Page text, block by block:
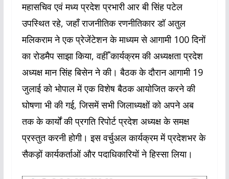
महासचिव एवं मध्य प्रदेश प्रभारी आर बी सिंह पटेल
उपस्थित रहे, जहाँ राजनीतिक रणनीतिकार डॉ अतुल
मलिकराम ने एक प्रेजेंटेशन के माध्यम से आगामी 100 दिनों
का रोडमैप साझा किया, वहीँ कार्यक्रम की अध्यक्षता प्रदेश
अध्यक्ष मान सिंह बिसेन ने की। बैठक के दौरान आगामी 19
जुलाई को भोपाल में एक विशेष बैठक आयोजित करने की
घोषणा भी की गई, जिसमें सभी जिलाध्यक्षों को अपने अब
तक के कार्यों की प्रगति रिपोर्ट प्रदेश अध्यक्ष के समक्ष
प्रस्तुत करनी होगी। इस वर्चुअल कार्यक्रम में प्रदेशभर के
सैकड़ों कार्यकर्ताओं और पदाधिकारियों ने हिस्सा लिया।